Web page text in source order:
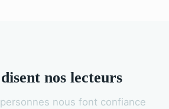
nos lecteurs
nous font confiance